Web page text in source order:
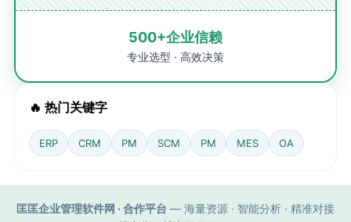
500+企业信赖
专业选型 · 高效决策
🔥 热门关键字
ERP CRM PM SCM PM MES OA
匡匡企业管理软件网 · 合作平台 — 海量资源 · 智能分析 · 精准对接